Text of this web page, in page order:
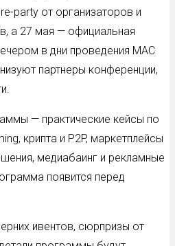
party от организаторов и
а 27 мая — официальная
в дни проведения MAC
партнеры конференции,
— практические кейсы по
крипта и P2P, маркетплейсы
медиабаинг и рекламные
появится перед
ивентов, сюрпризы от